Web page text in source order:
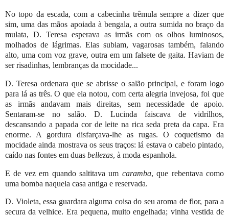
No topo da escada, com a cabecinha trêmula sempre a dizer que
sim, uma das mãos apoiada à bengala, a outra sumida no braço da
mulata, D. Teresa esperava as irmãs com os olhos luminosos,
molhados de lágrimas. Elas subiam, vagarosas também, falando
alto, uma com voz grave, outra em um falsete de gaita. Haviam de
ser risadinhas, lembranças da mocidade...
D. Teresa ordenara que se abrisse o salão principal, e foram logo
para lá as três. O que ela notou, com certa alegria invejosa, foi que
as irmãs andavam mais direitas, sem necessidade de apoio.
Sentaram-se no salão. D. Lucinda faiscava de vidrilhos,
descansando a papada cor de leite na rica seda preta da capa. Era
enorme. A gordura disfarçava-lhe as rugas. O coquetismo da
mocidade ainda mostrava os seus traços: lá estava o cabelo pintado,
caído nas fontes em duas bellezas, à moda espanhola.
E de vez em quando saltitava um caramba, que rebentava como
uma bomba naquela casa antiga e reservada.
D. Violeta, essa guardara alguma coisa do seu aroma de flor, para a
secura da velhice. Era pequena, muito engelhada; vinha vestida de